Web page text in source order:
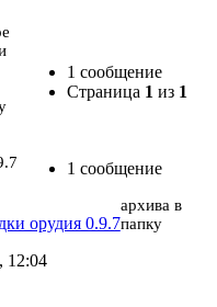
1 сообщение
Страница 1 из 1
1 сообщение
орудия 0.9.7
12:04
архива в
папку